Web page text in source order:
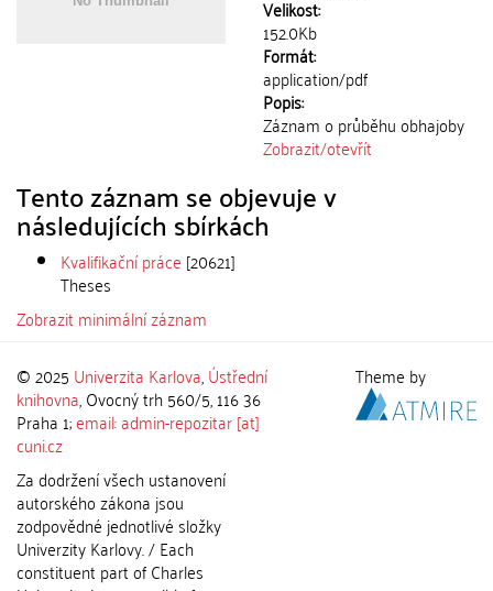
Velikost:
152.0Kb
Formát:
application/pdf
Popis:
Záznam o průběhu obhajoby
Zobrazit/otevřít
Tento záznam se objevuje v
následujících sbírkách
Kvalifikační práce [20621]
Theses
Zobrazit minimální záznam
© 2025 Univerzita Karlova,Ústřední
knihovna, Ovocný trh 560/5, 116 36
Praha 1;email: admin-repozitar [at]
cuni.cz
Za dodržení všech ustanovení
autorského zákona jsou
zodpovědné jednotlivé složky
Univerzity Karlovy. / Each
constituent part of Charles
Theme by